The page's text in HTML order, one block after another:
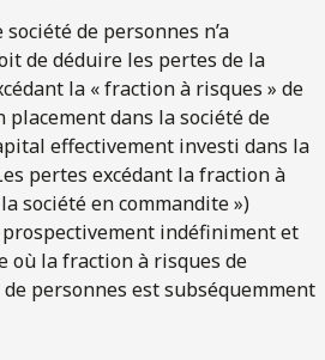
de personnes n’a
de déduire les pertes de la
la « fraction à risques » de
placement dans la société de
effectivement investi dans la
pertes excédant la fraction à
société en commandite »)
indéfiniment et
où la fraction à risques de
de personnes est subséquemment